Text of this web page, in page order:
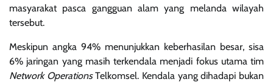
masyarakat pasca gangguan alam yang melanda wilayah
tersebut.
Meskipun angka 94% menunjukkan keberhasilan besar, sisa
6% jaringan yang masih terkendala menjadi fokus utama tim
Network OperationsTelkomsel. Kendala yang dihadapi bukan